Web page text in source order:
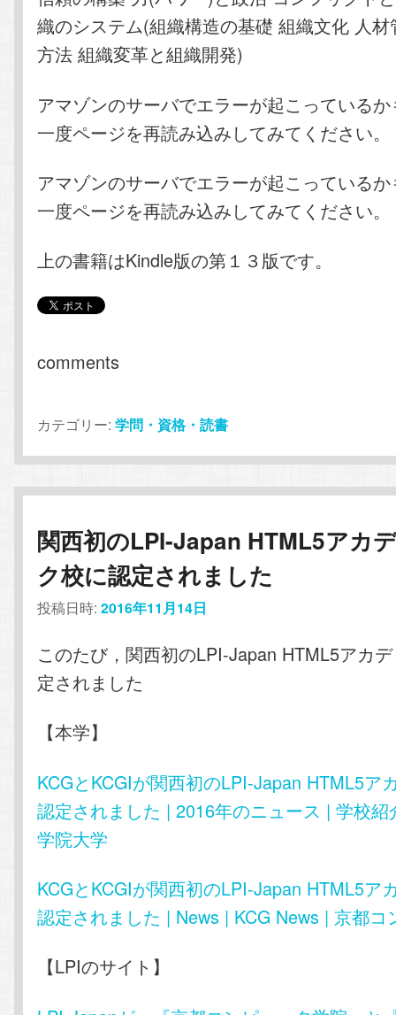
織のシステム(組織構造の基礎 組織文化 人
方法 組織変革と組織開発)
アマゾンのサーバでエラーが起こっている
一度ページを再読み込みしてみてください。
アマゾンのサーバでエラーが起こっている
一度ページを再読み込みしてみてください。
上の書籍はKindle版の第１３版です。
comments
カテゴリー: 学問・資格・読書
関西初のLPI-Japan HTML5アカ
ク校に認定されました
投稿日時:2016年11月14日
このたび，関西初のLPI-Japan HTML5アカ
定されました
【本学】
KCGとKCGIが関西初のLPI-Japan HTML5ア
認定されました | 2016年のニュース | 学校
学院大学
KCGとKCGIが関西初のLPI-Japan HTML5ア
認定されました | News | KCG News | 京都コ
【LPIのサイト】